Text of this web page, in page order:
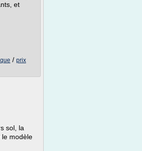
et
/ prix
sol, la
le modèle